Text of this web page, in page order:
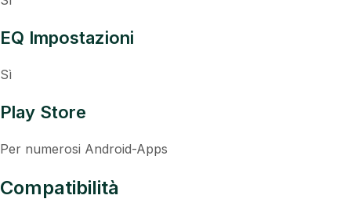
EQ Impostazioni
Sì
Play Store
Per numerosi Android-Apps
Compatibilità